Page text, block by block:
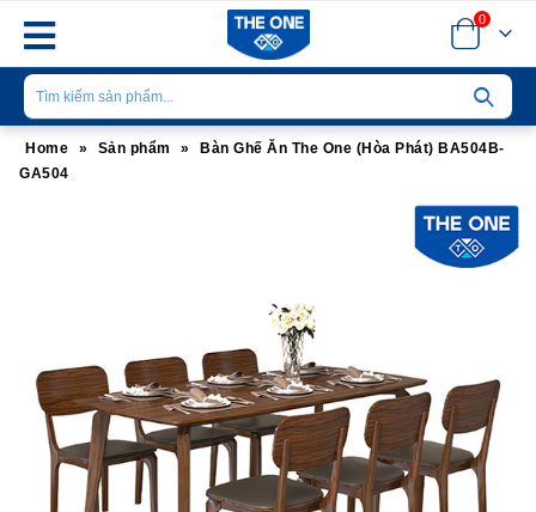
0
Home » Sản phẩm »
Bàn Ghế Ăn The One (Hòa Phát) BA504B-
GA504